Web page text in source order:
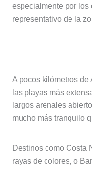
especialmente por los
representativo de la
A pocos kilómetros de
las playas más
largos arenales
mucho más tranquilo
Destinos como Costa
rayas de colores, o